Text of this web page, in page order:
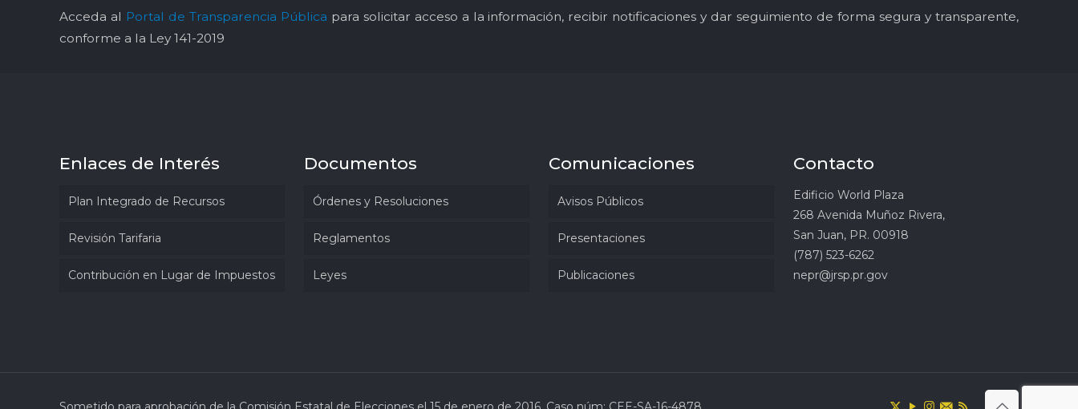
Acceda al Portal de Transparencia Pública para solicitar acceso a la información, recibir notificaciones y dar seguimiento de forma segura y transparente,
conforme a la Ley 141-2019
Enlaces de Interés
Plan Integrado de Recursos
Revisión Tarifaria
Contribución en Lugar de Impuestos
Documentos
Órdenes y Resoluciones
Reglamentos
Leyes
Comunicaciones
Avisos Públicos
Presentaciones
Publicaciones
Contacto
Edificio World Plaza
268 Avenida Muñoz Rivera,
San Juan, PR. 00918
(787) 523-6262
nepr@jrsp.pr.gov